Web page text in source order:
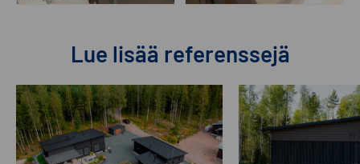
Lue lisää referenssejä